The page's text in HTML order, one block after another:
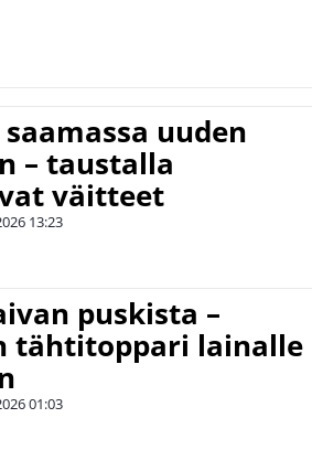
uuden
– taustalla
väitteet
13:23
puskista –
tähtitoppari lainalle
01:03